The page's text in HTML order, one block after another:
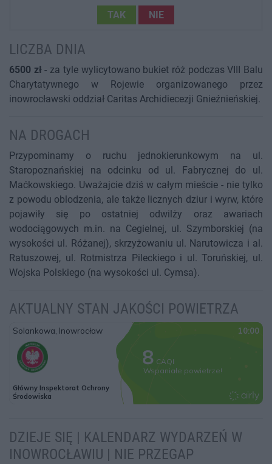
TAK NIE
LICZBA DNIA
6500 zł- za tyle wylicytowano bukiet róż podczas VIII Balu
Charytatywnego w Rojewie organizowanego przez
inowrocławski oddział Caritas Archidiecezji Gnieźnieńskiej.
NA DROGACH
Przypominamy o ruchu jednokierunkowym na ul.
Staropoznańskiej na odcinku od ul. Fabrycznej do ul.
Maćkowskiego. Uważajcie dziś w całym mieście - nie tylko
z powodu oblodzenia, ale także licznych dziur i wyrw, które
pojawiły się po ostatniej odwilży oraz awariach
wodociągowych m.in. na Cegielnej, ul. Szymborskiej (na
wysokości ul. Różanej), skrzyżowaniu ul. Narutowicza i al.
Ratuszowej, ul. Rotmistrza Pileckiego i ul. Toruńskiej, ul.
Wojska Polskiego (na wysokości ul. Cymsa).
AKTUALNY STAN JAKOŚCI POWIETRZA
DZIEJE SIĘ | KALENDARZ WYDARZEŃ W
INOWROCŁAWIU | NIE PRZEGAP